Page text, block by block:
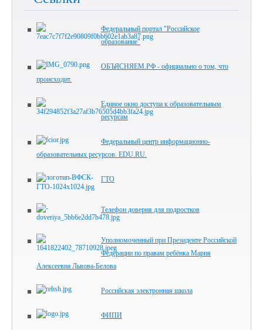
Федеральный портал "Российское
образование"
ОБЪЯСНЯЕМ.РФ - официально о том, что
происходит.
Единое окно доступа к образовательным
ресурсам
Федеральный центр информационно-
образовательных ресурсов. EDU.RU.
ГТО
Телефон доверия для подростков
Уполномоченный при Президенте Российской
Федерации по правам ребёнка Мария
Алексеевна Львова-Белова
Российская электронная школа
ФИПИ